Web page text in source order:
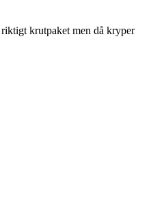
krutpaket men då kryper